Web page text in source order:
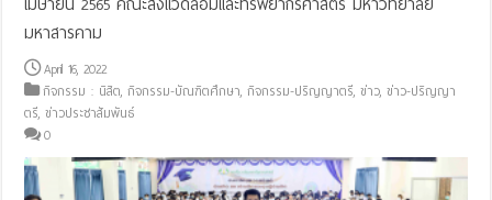
มหาสารคาม
April 16, 2022
กิจกรรม : นิสิต,กิจกรรม-บัณฑิตศึกษา,กิจกรรม-ปริญญาตรี,ข่าว,ข่าว-ปริญญา
ตรี,ข่าวประชาสัมพันธ์
0